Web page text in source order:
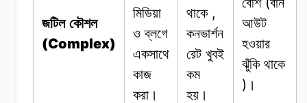
জটিল কৌশল
(Complex)
মিডিয়া
ও ব্লগে
একসাথে
কাজ
করা।
থাকে,
কনভার্শন
রেট খুবই
কম
হয়।
আউট
হওয়ার
ঝুঁকি থাকে
) ।